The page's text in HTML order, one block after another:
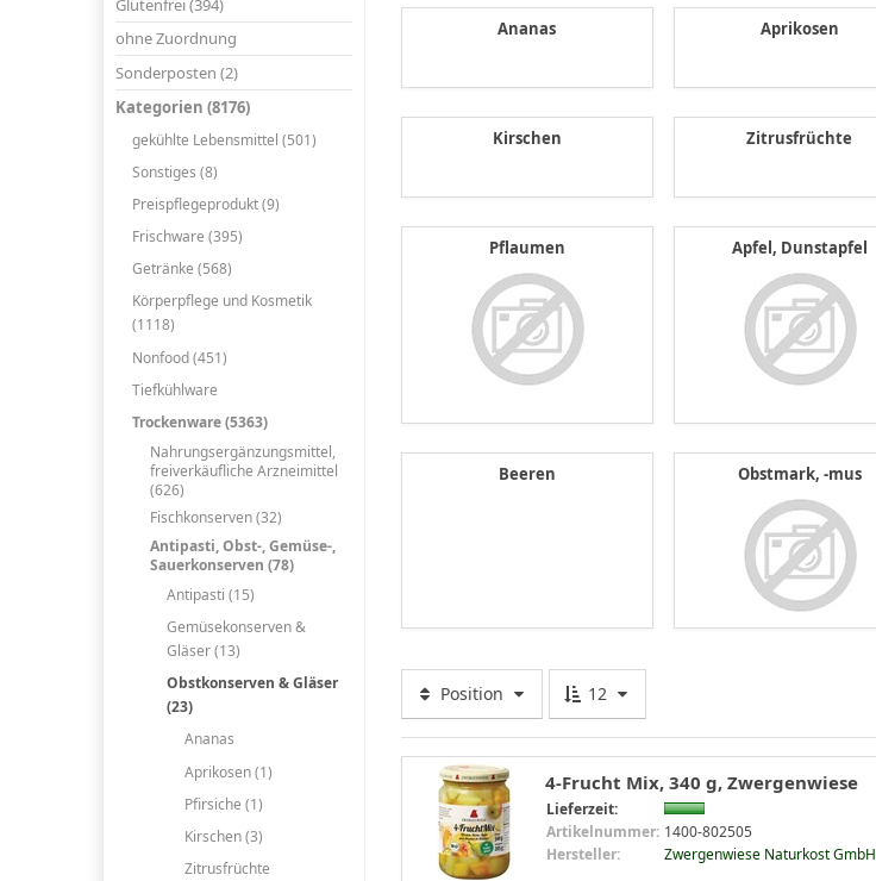
Glutenfrei (394)
ohne Zuordnung
Sonderposten (2)
Kategorien (8176)
gekühlte Lebensmittel (501)
Sonstiges (8)
Preispflegeprodukt (9)
Frischware (395)
Getränke (568)
Körperpflege und Kosmetik
(1118)
Nonfood (451)
Tiefkühlware
Trockenware (5363)
Nahrungsergänzungsmittel,
freiverkäufliche Arzneimittel
(626)
Fischkonserven (32)
Antipasti, Obst-, Gemüse-,
Sauerkonserven (78)
Antipasti (15)
Gemüsekonserven &
Gläser (13)
Obstkonserven & Gläser
(23)
Ananas
Aprikosen (1)
Pfirsiche (1)
Kirschen (3)
Zitrusfrüchte
Ananas Aprikosen
Kirschen Zitrusfrüchte
Pflaumen Apfel, Dunstapfel
Beeren Obstmark, -mus
Position 12
4-Frucht Mix, 340 g, Zwergenwiese
Lieferzeit:
Artikelnummer: 1400-802505
Hersteller:
Zwergenwiese Naturkost GmbH